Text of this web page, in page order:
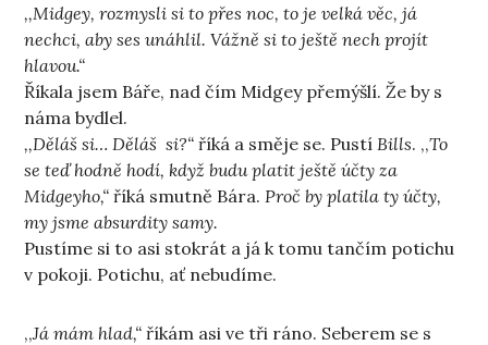
,,Midgey, rozmysli si to přes noc, to je velká věc, já
nechci, aby ses unáhlil. Vážně si to ještě nech projít
hlavou.“
Říkala jsem Báře, nad čím Midgey přemýšlí. Že by s
náma bydlel.
,,Děláš si… Děláš si?“ říká a směje se. Pustí Bills. ,,To
se teď hodně hodí, když budu platit ještě účty za
Midgeyho,“ říká smutně Bára. Proč by platila ty účty,
my jsme absurdity samy.
Pustíme si to asi stokrát a já k tomu tančím potichu
v pokoji. Potichu, ať nebudíme.
,,Já mám hlad,“ říkám asi ve tři ráno. Seberem se s